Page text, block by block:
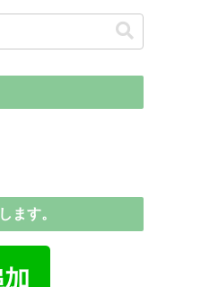
ます。